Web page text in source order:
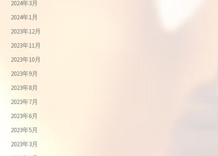
2024年3月
2024年1月
2023年12月
2023年11月
2023年10月
2023年9月
2023年8月
2023年7月
2023年6月
2023年5月
2023年3月